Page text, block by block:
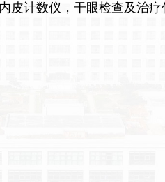
皮计数仪，干眼检查及治疗